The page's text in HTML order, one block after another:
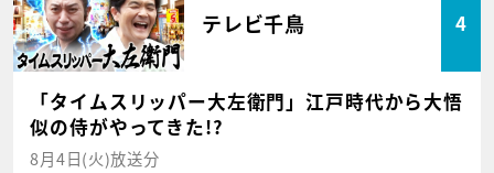
テレビ千鳥 4
「タイムスリッパー大左衛門」江戸時代から大悟
似の侍がやってきた!?
8月4日(火)放送分